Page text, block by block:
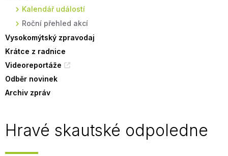
Kalendář událostí
Roční přehled akcí
Vysokomýtský zpravodaj
Krátce z radnice
Videoreportáže
Odběr novinek
Archiv zpráv
Hravé skautské odpoledne